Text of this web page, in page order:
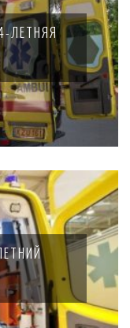
ЛЕТНЯЯ